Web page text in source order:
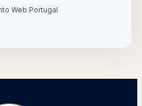
Web Portugal